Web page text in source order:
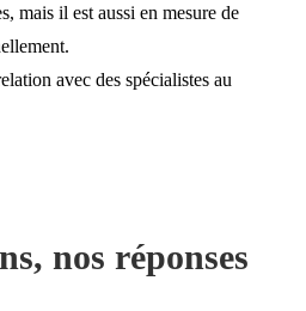
mais il est aussi en mesure de
avec des spécialistes au
nos réponses